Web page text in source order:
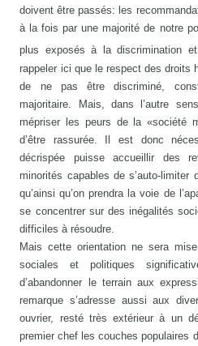
doivent être passés: les
à la fois par une majorité de notre
plus exposés à la discrimination
rappeler ici que le respect des droits
de ne pas être discriminé,
majoritaire. Mais, dans l’autre
mépriser les peurs de la «société
d’être rassurée. Il est donc
décrispée puisse accueillir des
minorités capables de s’auto-limiter
qu’ainsi qu’on prendra la voie de
se concentrer sur des inégalités
difficiles à résoudre.
Mais cette orientation ne sera
sociales et politiques
d’abandonner le terrain aux
remarque s’adresse aussi aux
ouvrier, resté très extérieur à un
premier chef les couches populaires